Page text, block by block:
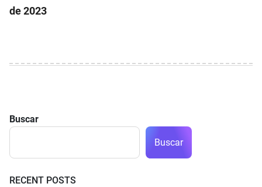
de 2023
Buscar
Buscar
RECENT POSTS